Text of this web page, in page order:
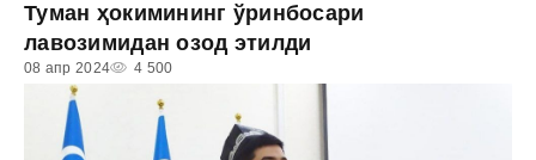
Туман ҳокимининг ўринбосари
лавозимидан озод этилди
08 апр 2024 4 500